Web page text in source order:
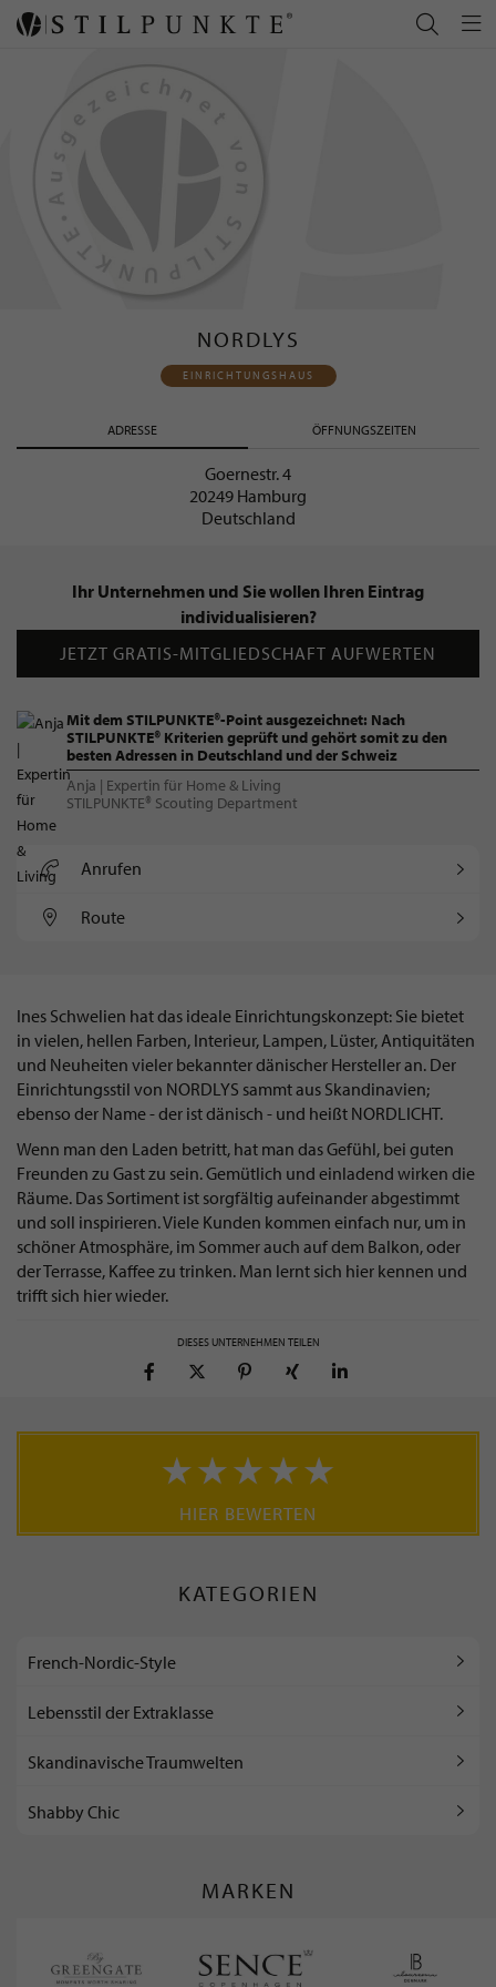
NORDLYS
EINRICHTUNGSHAUS
ADRESSE ÖFFNUNGSZEITEN
Goernestr. 4
20249 Hamburg
Deutschland
Ihr Unternehmen und Sie wollen Ihren Eintrag
individualisieren?
JETZT GRATIS-MITGLIEDSCHAFT AUFWERTEN
Mit dem STILPUNKTE®-Point ausgezeichnet: Nach
STILPUNKTE® Kriterien geprüft und gehört somit zu den
besten Adressen in Deutschland und der Schweiz
Anja | Expertin für Home & Living
STILPUNKTE® Scouting Department
Anrufen
Route
Ines Schwelien hat das ideale Einrichtungskonzept: Sie bietet
in vielen, hellen Farben, Interieur, Lampen, Lüster, Antiquitäten
und Neuheiten vieler bekannter dänischer Hersteller an. Der
Einrichtungsstil von NORDLYS sammt aus Skandinavien;
ebenso der Name - der ist dänisch - und heißt NORDLICHT.
Wenn man den Laden betritt, hat man das Gefühl, bei guten
Freunden zu Gast zu sein. Gemütlich und einladend wirken die
Räume. Das Sortiment ist sorgfältig aufeinander abgestimmt
und soll inspirieren. Viele Kunden kommen einfach nur, um in
schöner Atmosphäre, im Sommer auch auf dem Balkon, oder
der Terrasse, Kaffee zu trinken. Man lernt sich hier kennen und
trifft sich hier wieder.
DIESES UNTERNEHMEN TEILEN
HIER BEWERTEN
KATEGORIEN
French-Nordic-Style
Lebensstil der Extraklasse
Skandinavische Traumwelten
Shabby Chic
MARKEN